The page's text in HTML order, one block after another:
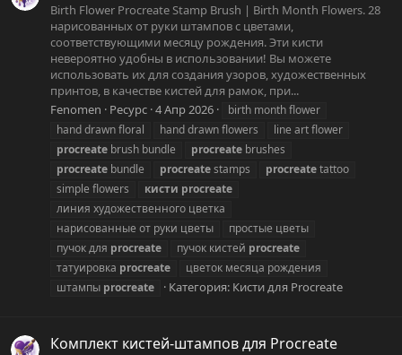
Birth Flower Procreate Stamp Brush | Birth Month Flowers. 28
нарисованных от руки штампов с цветами,
соответствующими месяцу рождения. Эти кисти
невероятно удобны в использовании! Вы можете
использовать их для создания узоров, художественных
принтов, в качестве кистей для рамок, при...
Fenomen
Ресурс 4 Апр 2026
birth month flower
hand drawn floral
hand drawn flowers
line art flower
procreate brush bundle procreate brushes
procreate bundle procreatestamps procreatetattoo
simple flowers
кисти procreate
линия художественного цветка
нарисованные от руки цветы
простые цветы
пучок для procreate пучок кистей procreate
татуировка procreate
цветок месяца рождения
штампы procreate Категория: Кисти для Procreate
Комплект кистей-штампов для Procreate